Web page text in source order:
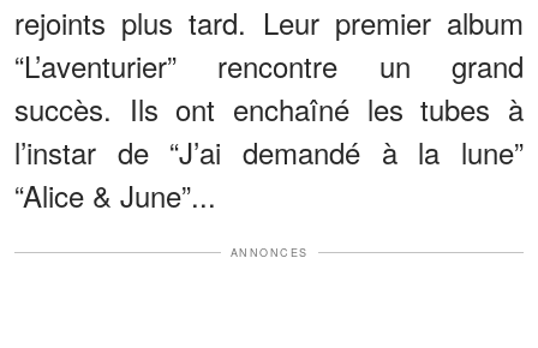
rejoints plus tard. Leur premier album
“L’aventurier” rencontre un grand
succès. Ils ont enchaîné les tubes à
l’instar de “J’ai demandé à la lune”
“Alice & June”...
ANNONCES